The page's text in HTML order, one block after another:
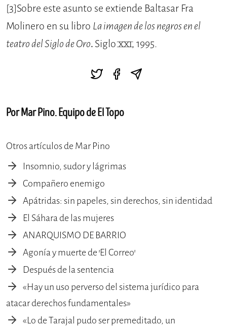
[3]Sobre este asunto se extiende Baltasar Fra
Molinero en su libro La imagen de los negros en el
teatro del Siglo de Oro.Siglo XXI, 1995.
Por Mar Pino. Equipo de El Topo
Otros artículos de Mar Pino
Insomnio, sudor y lágrimas
Compañero enemigo
Apátridas: sin papeles, sin derechos, sin identidad
El Sáhara de las mujeres
ANARQUISMO DE BARRIO
Agonía y muerte de 'El Correo'
Después de la sentencia
«Hay un uso perverso del sistema jurídico para
atacar derechos fundamentales»
«Lo de Tarajal pudo ser premeditado, un